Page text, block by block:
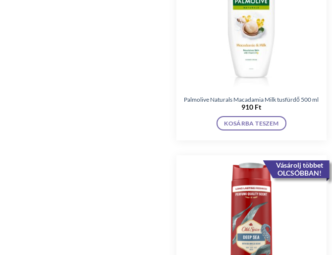
Palmolive Naturals Macadamia Milk tusfürdő 500 ml
910 Ft
KOSÁRBA TESZEM
Vásárolj többet
OLCSÓBBAN!